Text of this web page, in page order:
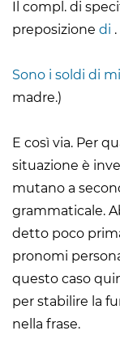
Il compl. di
preposizione di .
Sono i soldi di
madre.)
E così via. Per
situazione è
mutano a
grammaticale.
detto poco
pronomi
questo caso
per stabilire la
nella frase.